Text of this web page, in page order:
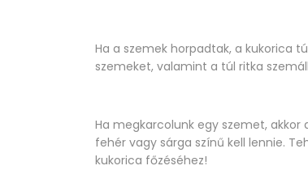
Ha a szemek horpadtak, a kukorica
szemeket, valamint a túl ritka
Ha megkarcolunk egy szemet, akkor
fehér vagy sárga színű kell lennie.
kukorica főzéséhez!